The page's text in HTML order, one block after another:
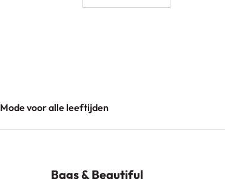
Mode voor alle leeftijden
Bags & Beautiful